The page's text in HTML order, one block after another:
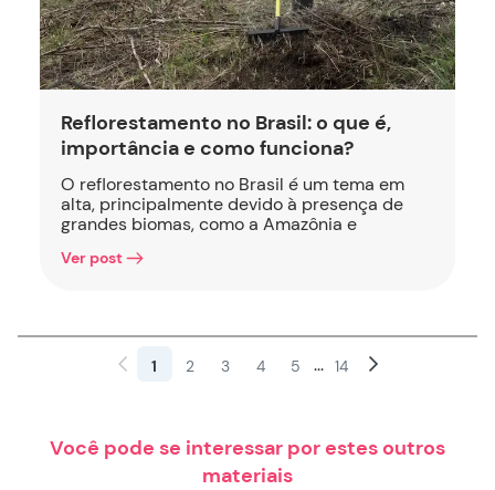
Reflorestamento no Brasil: o que é,
importância e como funciona?
O reflorestamento no Brasil é um tema em
alta, principalmente devido à presença de
grandes biomas, como a Amazônia e
Ver post
1 2 3 4 5 ... 14
Você pode se interessar por estes outros
materiais